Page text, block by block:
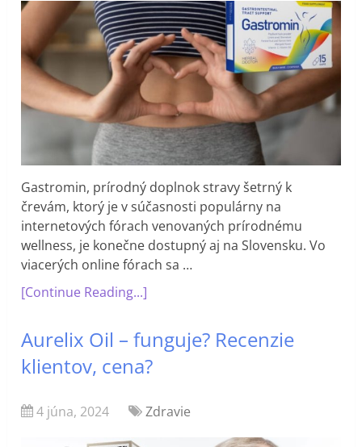
Gastromin, prírodný doplnok stravy šetrný k
črevám, ktorý je v súčasnosti populárny na
internetových fórach venovaných prírodnému
wellness, je konečne dostupný aj na Slovensku. Vo
viacerých online fórach sa …
[Continue Reading...]
Aurelix Oil – funguje? Recenzie
klientov, cena?
4 júna, 2024 Zdravie